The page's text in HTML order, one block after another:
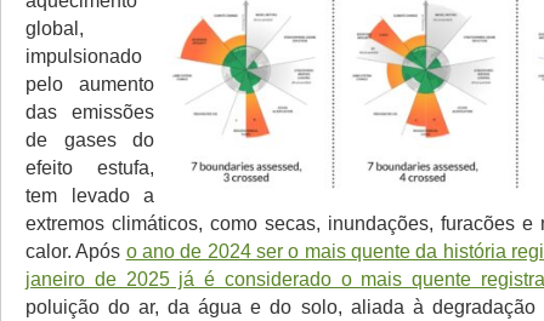
global,
impulsionado
pelo aumento
das emissões
de gases do
efeito estufa,
tem levado a
extremos climáticos, como secas, inundações, furacões e
calor. Após o ano de 2024 ser o mais quente da história
janeiro de 2025 já é considerado o mais quente
poluição do ar, da água e do solo, aliada à degradação